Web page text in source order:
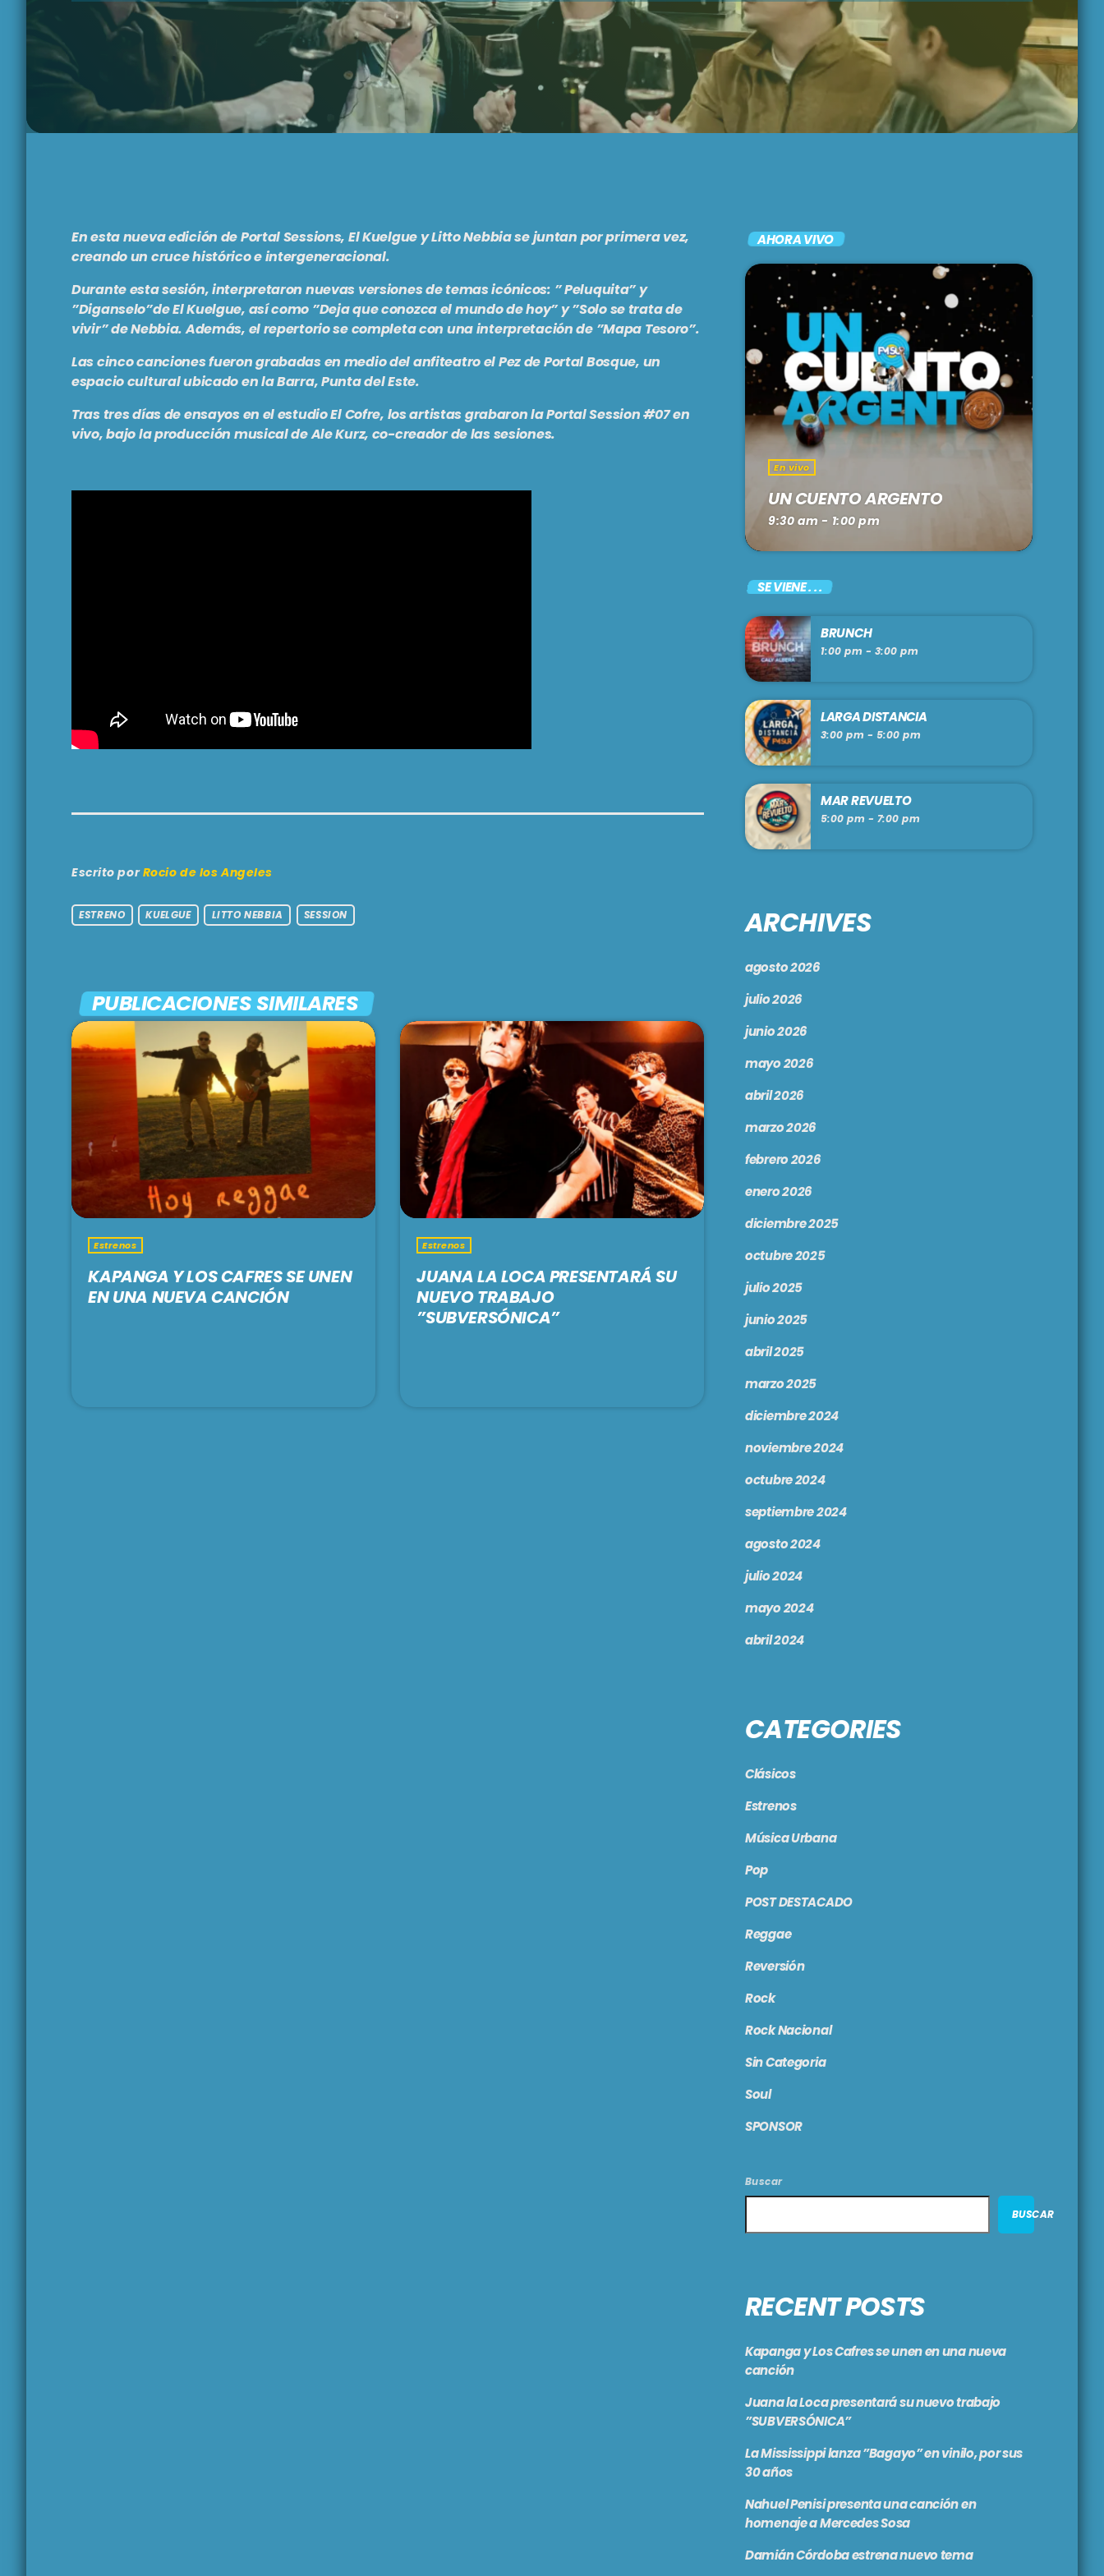
1:00 pm - 3:00 pm
LARGA DISTANCIA
3:00 pm - 5:00 pm
En esta nueva edición de Portal Sessions, El Kuelgue y Litto Nebbia se juntan por primera vez,
creando un cruce histórico e intergeneracional.
Durante esta sesión, interpretaron nuevas versiones de temas icónicos: ” Peluquita” y
”Diganselo”de El Kuelgue, así como ”Deja que conozca el mundo de hoy” y ”Solo se trata de
vivir” de Nebbia. Además, el repertorio se completa con una interpretación de ”Mapa Tesoro”.
Las cinco canciones fueron grabadas en medio del anfiteatro el Pez de Portal Bosque, un
espacio cultural ubicado en la Barra, Punta del Este.
Tras tres días de ensayos en el estudio El Cofre, los artistas grabaron la Portal Session #07 en
vivo, bajo la producción musical de Ale Kurz, co-creador de las sesiones.
Escrito porRocio de los Angeles
ESTRENO KUELGUE LITTO NEBBIA SESSION
PUBLICACIONES SIMILARES
Estrenos
KAPANGA Y LOS CAFRES SE UNEN
EN UNA NUEVA CANCIÓN
Estrenos
JUANA LA LOCA PRESENTARÁ SU
NUEVO TRABAJO
”SUBVERSÓNICA”
AHORA VIVO
En vivo
UN CUENTO ARGENTO
9:30 am - 1:00 pm
SE VIENE . . .
BRUNCH
1:00 pm - 3:00 pm
LARGA DISTANCIA
3:00 pm - 5:00 pm
MAR REVUELTO
5:00 pm - 7:00 pm
ARCHIVES
agosto 2026
julio 2026
junio 2026
mayo 2026
abril 2026
marzo 2026
febrero 2026
enero 2026
diciembre 2025
octubre 2025
julio 2025
junio 2025
abril 2025
marzo 2025
diciembre 2024
noviembre 2024
octubre 2024
septiembre 2024
agosto 2024
julio 2024
mayo 2024
abril 2024
CATEGORIES
Clásicos
Estrenos
Música Urbana
Pop
POST DESTACADO
Reggae
Reversión
Rock
Rock Nacional
Sin Categoria
Soul
SPONSOR
Buscar
BUSCAR
RECENT POSTS
Kapanga y Los Cafres se unen en una nueva
canción
Juana la Loca presentará su nuevo trabajo
”SUBVERSÓNICA”
La Mississippi lanza ”Bagayo” en vinilo, por sus
30 años
Nahuel Penisi presenta una canción en
homenaje a Mercedes Sosa
Damián Córdoba estrena nuevo tema